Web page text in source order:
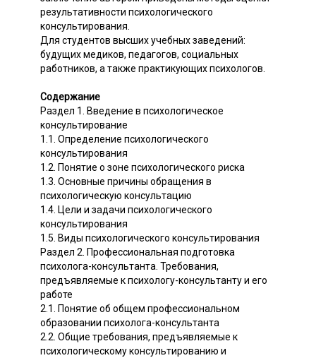
результативности психологического
консультирования.
Для студентов высших учебных заведений:
будущих медиков, педагогов, социальных
работников, а также практикующих психологов.
Содержание
Раздел 1. Введение в психологическое
консультирование
1.1. Определение психологического
консультирования
1.2. Понятие о зоне психологического риска
1.3. Основные причины обращения в
психологическую консультацию
1.4. Цели и задачи психологического
консультирования
1.5. Виды психологического консультирования
Раздел 2. Профессиональная подготовка
психолога-консультанта. Требования,
предъявляемые к психологу-консультанту и его
работе
2.1. Понятие об общем профессиональном
образовании психолога-консультанта
2.2. Общие требования, предъявляемые к
психологическому консультированию и